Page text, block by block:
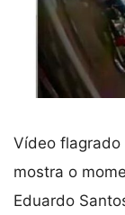
Vídeo flagrado
mostra o
Eduardo